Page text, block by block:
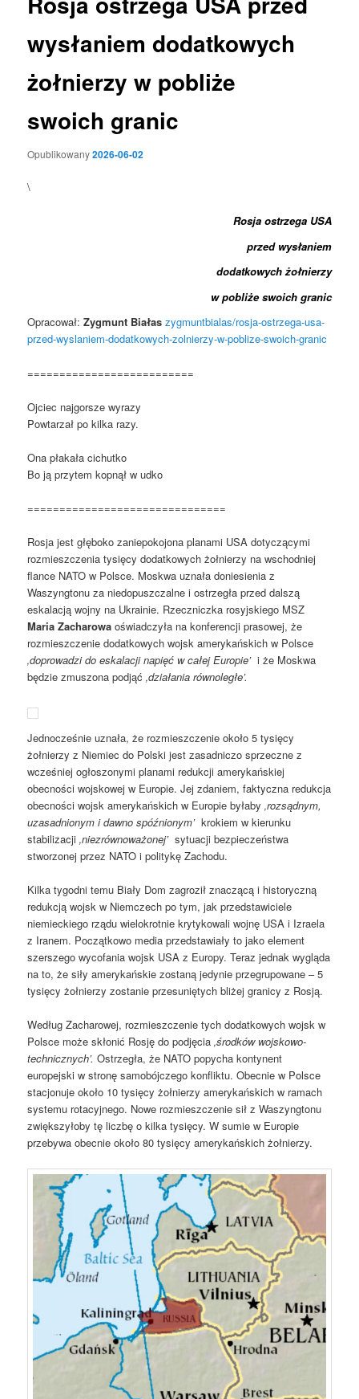
wysłaniem dodatkowych
żołnierzy w pobliże
swoich granic
Opublikowany2026-06-02
\
Rosja ostrzega USA
przed wysłaniem
dodatkowych żołnierzy
w pobliże swoich granic
Opracował:Zygmunt Białas zygmuntbialas/rosja-ostrzega-usa-
przed-wyslaniem-dodatkowych-zolnierzy-w-poblize-swoich-granic
==========================
Ojciec najgorsze wyrazy
Powtarzał po kilka razy.
Ona płakała cichutko
Bo ją przytem kopnął w udko
===============================
Rosja jest głęboko zaniepokojona planami USA dotyczącymi
rozmieszczenia tysięcy dodatkowych żołnierzy na wschodniej
flance NATO w Polsce. Moskwa uznała doniesienia z
Waszyngtonu za niedopuszczalne i ostrzegła przed dalszą
eskalacją wojny na Ukrainie. Rzeczniczka rosyjskiego MSZ
Maria Zacharowa oświadczyła na konferencji prasowej, że
rozmieszczenie dodatkowych wojsk amerykańskich w Polsce
‚doprowadzi do eskalacji napięć w całej Europie’i że Moskwa
będzie zmuszona podjąć‚działania równoległe’.
Jednocześnie uznała, że rozmieszczenie około 5 tysięcy
żołnierzy z Niemiec do Polski jest zasadniczo sprzeczne z
wcześniej ogłoszonymi planami redukcji amerykańskiej
obecności wojskowej w Europie. Jej zdaniem, faktyczna redukcja
obecności wojsk amerykańskich w Europie byłaby‚rozsądnym,
uzasadnionym i dawno spóźnionym’krokiem w kierunku
stabilizacji‚niezrównoważonej’sytuacji bezpieczeństwa
stworzonej przez NATO i politykę Zachodu.
Kilka tygodni temu Biały Dom zagroził znaczącą i historyczną
redukcją wojsk w Niemczech po tym, jak przedstawiciele
niemieckiego rządu wielokrotnie krytykowali wojnę USA i Izraela
z Iranem. Początkowo media przedstawiały to jako element
szerszego wycofania wojsk USA z Europy. Teraz jednak wygląda
na to, że siły amerykańskie zostaną jedynie przegrupowane – 5
tysięcy żołnierzy zostanie przesuniętych bliżej granicy z Rosją.
Według Zacharowej, rozmieszczenie tych dodatkowych wojsk w
Polsce może skłonić Rosję do podjęcia‚środków wojskowo-
technicznych’. Ostrzegła, że NATO popycha kontynent
europejski w stronę samobójczego konfliktu. Obecnie w Polsce
stacjonuje około 10 tysięcy żołnierzy amerykańskich w ramach
systemu rotacyjnego. Nowe rozmieszczenie sił z Waszyngtonu
zwiększyłoby tę liczbę o kilka tysięcy. W sumie w Europie
przebywa obecnie około 80 tysięcy amerykańskich żołnierzy.